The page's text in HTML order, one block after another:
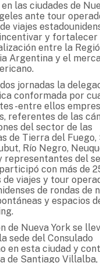
las ciudades de
ante tour
viajes
y fortalecer
entre la
Argentina y el
jornadas la
conformada por
-entre ellos
referentes de las
del sector de las
de Tierra del Fuego,
Río Negro,
representantes del
con más de
de viajes y tour
de rondas de
y espacios
de Nueva York se
sede del Consulado
en esta ciudad y
de Santiago Villalba,